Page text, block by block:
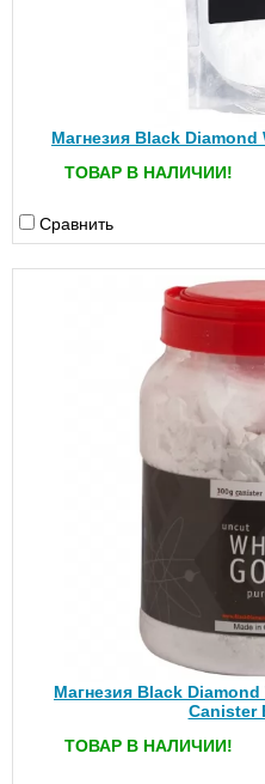
Магнезия Black Diamond
ТОВАР В НАЛИЧИИ!
Сравнить
Магнезия Black
Canister
ТОВАР В НАЛИЧИИ!